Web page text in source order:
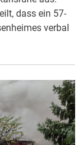
dass ein 57-
verbal